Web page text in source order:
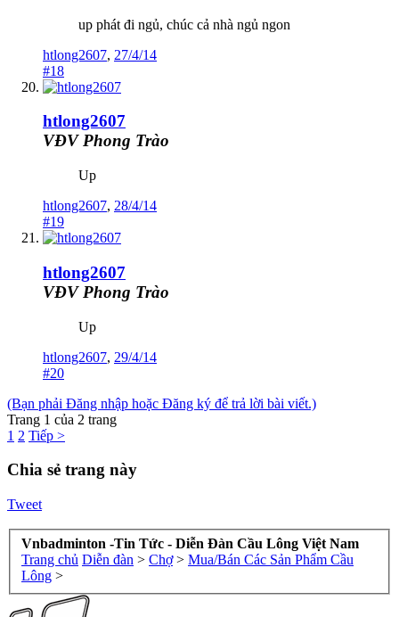
up phát đi ngủ, chúc cả nhà ngủ ngon
htlong2607, 27/4/14
#18
htlong2607
VĐV Phong Trào
Up
htlong2607, 28/4/14
#19
htlong2607
VĐV Phong Trào
Up
htlong2607, 29/4/14
#20
(Bạn phải Đăng nhập hoặc Đăng ký để trả lời bài viết.)
Trang 1 của 2 trang
1 2 Tiếp >
Chia sẻ trang này
Tweet
Vnbadminton -Tin Tức - Diễn Đàn Cầu Lông Việt Nam
Trang chủ Diễn đàn > Chợ > Mua/Bán Các Sản Phẩm Cầu
Lông >